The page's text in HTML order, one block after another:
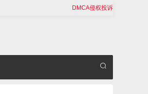
DMCA侵权投诉